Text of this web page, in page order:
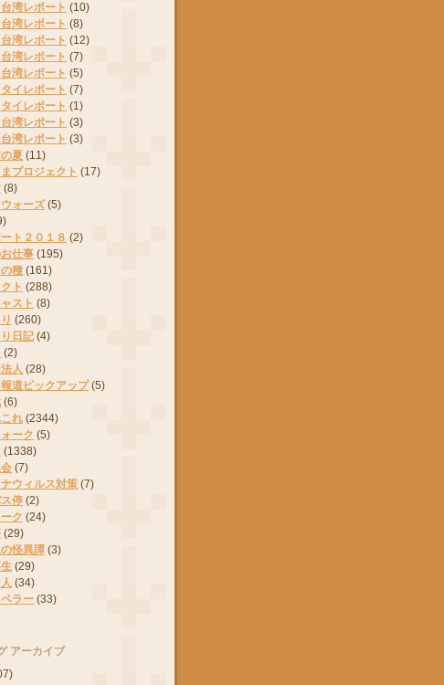
湾レポート (10)
湾レポート (8)
湾レポート (12)
湾レポート (7)
湾レポート (5)
イレポート (7)
イレポート (1)
湾レポート (3)
湾レポート (3)
夏 (11)
プロジェクト (17)
(8)
ォーズ (5)
ト２０１８ (2)
仕事 (195)
種 (161)
ト (288)
スト (8)
(260)
日記 (4)
(2)
人 (28)
道ピックアップ (5)
(6)
れ (2344)
ーク (5)
(1338)
(7)
ウィルス対策 (7)
停 (2)
ク (24)
(29)
怪異譚 (3)
(29)
(34)
ラー (33)
アーカイブ